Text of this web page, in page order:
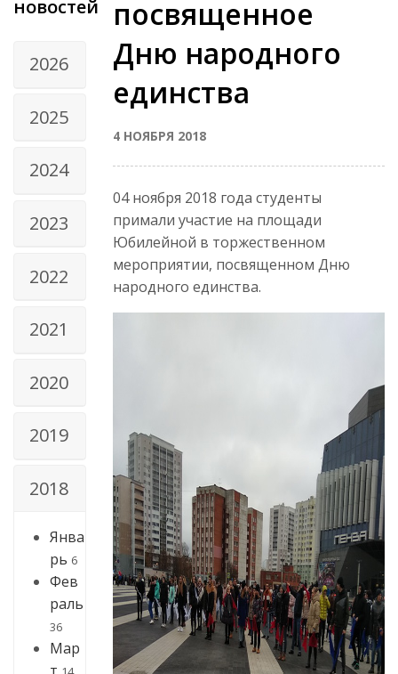
новостей
2026
2025
2024
2023
2022
2021
2020
2019
2018
Янва
рь 6
Фев
раль
36
Мар
посвященное
Дню народного
единства
4 НОЯБРЯ 2018
04 ноября 2018 года студенты
примали участие на площади
Юбилейной в торжественном
мероприятии, посвященном Дню
народного единства.